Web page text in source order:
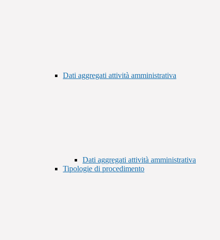
Dati aggregati attività amministrativa
Dati aggregati attività amministrativa
Tipologie di procedimento